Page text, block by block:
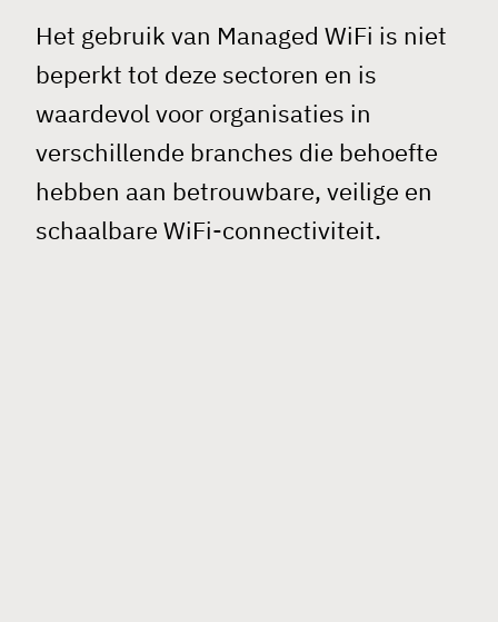
Het gebruik van Managed WiFi is niet
beperkt tot deze sectoren en is
waardevol voor organisaties in
verschillende branches die behoefte
hebben aan betrouwbare, veilige en
schaalbare WiFi-connectiviteit.